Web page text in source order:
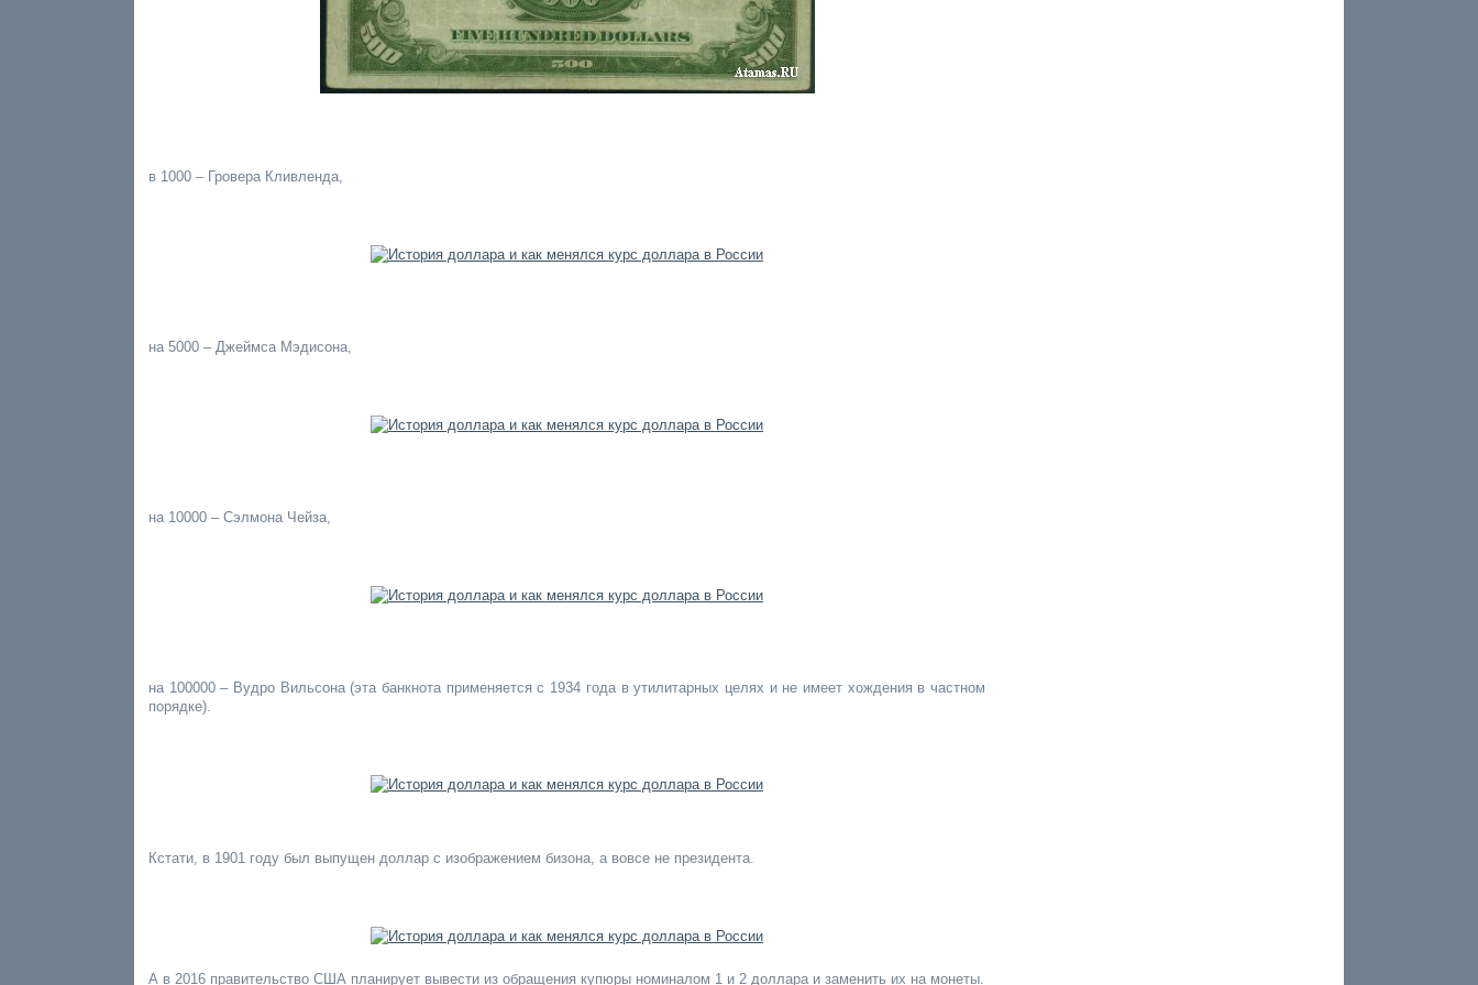
в 1000 – Гровера Кливленда,
на 5000 – Джеймса Мэдисона,
на 10000 – Сэлмона Чейза,
на 100000 – Вудро Вильсона (эта банкнота применяется с 1934 года в утилитарных целях и не имеет хождения в частном
порядке).
Кстати, в 1901 году был выпущен доллар с изображением бизона, а вовсе не президента.
А в 2016 правительство США планирует вывести из обращения купюры номиналом 1 и 2 доллара и заменить их на монеты.